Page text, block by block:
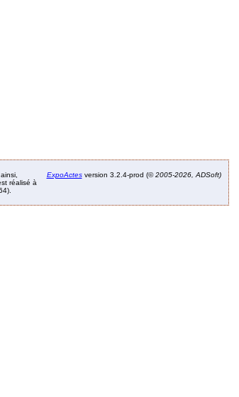
réalisé à
ExpoActesversion 3.2.4-prod (©2005-2026, ADSoft)